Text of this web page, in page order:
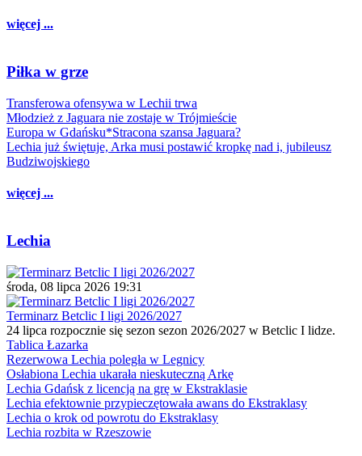
więcej ...
Piłka w grze
Transferowa ofensywa w Lechii trwa
Młodzież z Jaguara nie zostaje w Trójmieście
Europa w Gdańsku*Stracona szansa Jaguara?
Lechia już świętuje, Arka musi postawić kropkę nad i, jubileusz
Budziwojskiego
więcej ...
Lechia
środa, 08 lipca 2026 19:31
Terminarz Betclic I ligi 2026/2027
24 lipca rozpocznie się sezon sezon 2026/2027 w Betclic I lidze.
Tablica Łazarka
Rezerwowa Lechia poległa w Legnicy
Osłabiona Lechia ukarała nieskuteczną Arkę
Lechia Gdańsk z licencją na grę w Ekstraklasie
Lechia efektownie przypieczętowała awans do Ekstraklasy
Lechia o krok od powrotu do Ekstraklasy
Lechia rozbita w Rzeszowie